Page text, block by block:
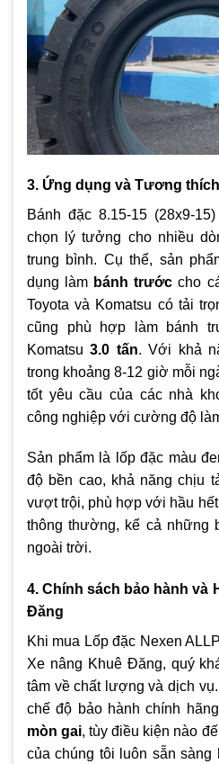
3. Ứng dụng và Tương
Bánh đặc 8.15-15 (28x9-
chọn lý tưởng cho nhiều
trung bình. Cụ thể, sản
dụng làm bánh trước cho
Toyota và Komatsu có tải
cũng phù hợp làm bánh
Komatsu3.0 tấn. Với khả
trong khoảng 8-12 giờ mỗi
tốt yêu cầu của các nhà
công nghiệp với cường độ
Sản phẩm là lốp đặc màu
độ bền cao, khả năng chịu
vượt trội, phù hợp với hầu
thông thường, kể cả những
ngoài trời.
4. Chính sách bảo hành và
Đăng
Khi mua Lốp đặc Nexen
Xe nâng Khuê Đăng, quý
tâm về chất lượng và dịch
chế độ bảo hành chính hãng
mòn gai, tùy điều kiện nào
của chúng tôi luôn sẵn